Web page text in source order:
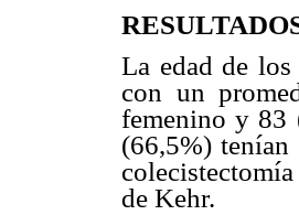
La edad de
con un
femenino y 83
(66,5%)
de Kehr.